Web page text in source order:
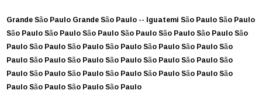
Grande São PauloGrande São Paulo -- IguatemiSão PauloSão Paulo
São PauloSão PauloSão PauloSão PauloSão PauloSão PauloSão
PauloSão PauloSão PauloSão PauloSão PauloSão PauloSão
PauloSão PauloSão PauloSão PauloSão PauloSão PauloSão
PauloSão PauloSão PauloSão PauloSão PauloSão PauloSão
PauloSão PauloSão PauloSão Paulo